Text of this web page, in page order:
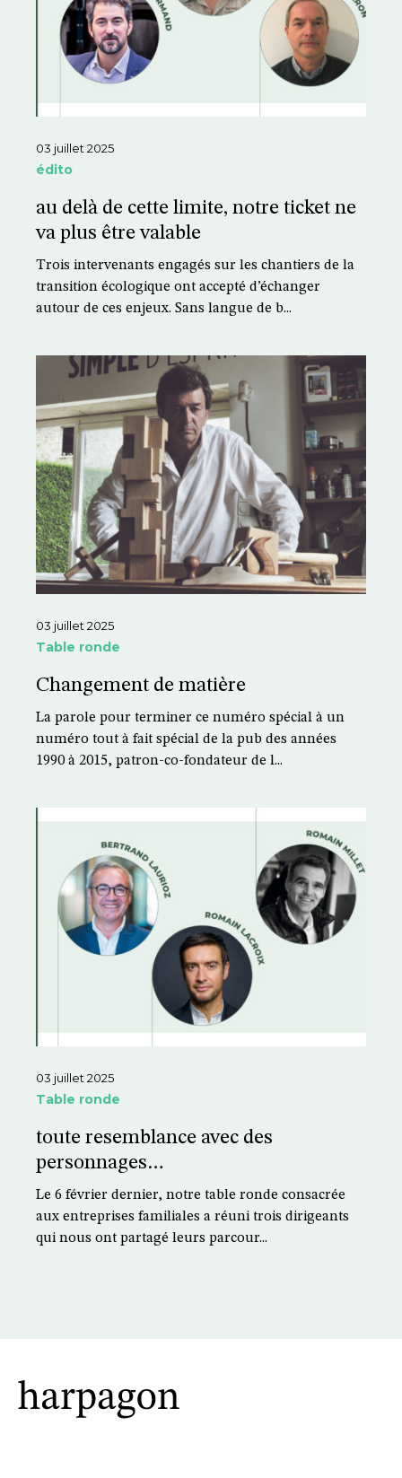
03 juillet 2025
édito
au delà de cette limite, notre ticket ne
va plus être valable
Trois intervenants engagés sur les chantiers de la
transition écologique ont accepté d’échanger
autour de ces enjeux. Sans langue de b...
03 juillet 2025
Table ronde
Changement de matière
La parole pour terminer ce numéro spécial à un
numéro tout à fait spécial de la pub des années
1990 à 2015, patron-co-fondateur de l...
03 juillet 2025
Table ronde
toute resemblance avec des
personnages…
Le 6 février dernier, notre table ronde consacrée
aux entreprises familiales a réuni trois dirigeants
qui nous ont partagé leurs parcour...